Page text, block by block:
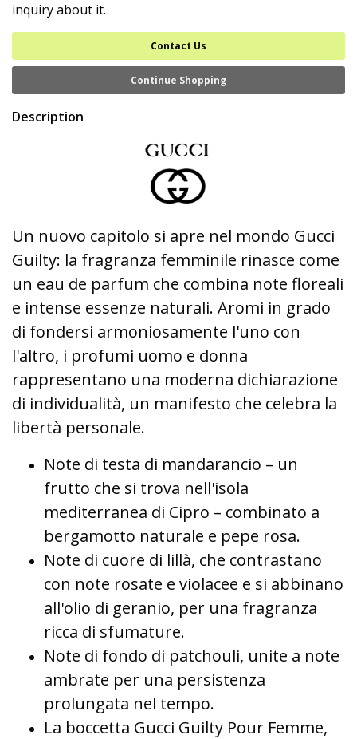
inquiry about it.
Contact Us
Continue Shopping
Description
Un nuovo capitolo si apre nel mondo Gucci
Guilty: la fragranza femminile rinasce come
un eau de parfum che combina note floreali
e intense essenze naturali. Aromi in grado
di fondersi armoniosamente l'uno con
l'altro, i profumi uomo e donna
rappresentano una moderna dichiarazione
di individualità, un manifesto che celebra la
libertà personale.
Note di testa di mandarancio – un
frutto che si trova nell'isola
mediterranea di Cipro – combinato a
bergamotto naturale e pepe rosa.
Note di cuore di lillà, che contrastano
con note rosate e violacee e si abbinano
all'olio di geranio, per una fragranza
ricca di sfumature.
Note di fondo di patchouli, unite a note
ambrate per una persistenza
prolungata nel tempo.
La boccetta Gucci Guilty Pour Femme,